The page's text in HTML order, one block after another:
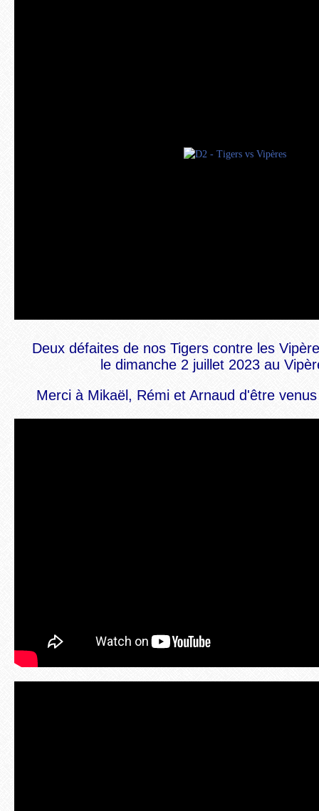
Deux défaites de nos Tigers contre les
le dimanche 2 juillet 2023 au
Merci à Mikaël, Rémi et Arnaud d'être